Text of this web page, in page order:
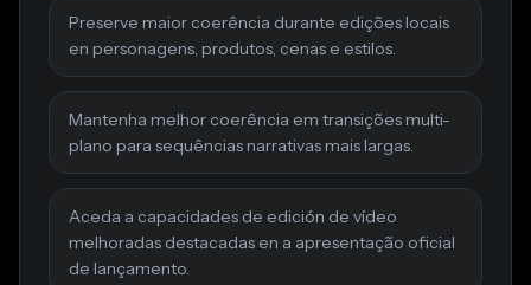
Preserve maior coerência durante edições locais
en personagens, produtos, cenas e estilos.
Mantenha melhor coerência em transições multi-
plano para sequências narrativas mais largas.
Aceda a capacidades de edición de vídeo
melhoradas destacadas en a apresentação oficial
de lançamento.